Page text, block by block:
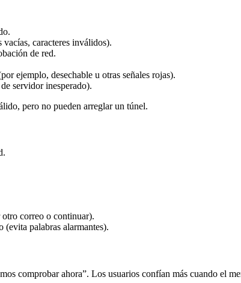
vacías, caracteres inválidos).
de red.
ejemplo, desechable u otras señales rojas).
servidor inesperado).
pero no pueden arreglar un túnel.
correo o continuar).
palabras alarmantes).
comprobar ahora”. Los usuarios confían más cuando el